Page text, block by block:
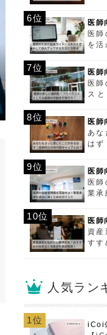
医師
医
を活
6位
医師
医
ス
7位
医師
あな
はず
8位
医師
医
業承
9位
医師
資産
すす
10位
人気ラン
iCoi
1位